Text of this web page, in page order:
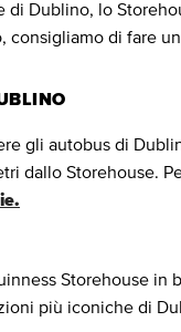
di Dublino, lo
consigliamo di fare
gli autobus di
dallo Storehouse.
Storehouse
più iconiche di